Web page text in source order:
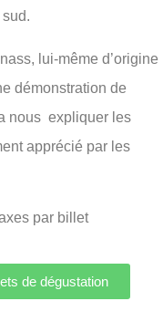
sud.
lui-même d’origine
démonstration de
nous expliquer les
apprécié par les
par billet
de dégustation